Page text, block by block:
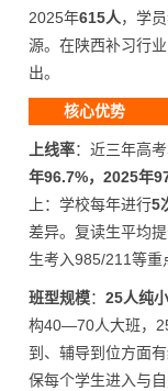
2025年615人，学
源。在陕西补习行
出。
核心优势
上线率：近三年高
年96.7%，2025年
上：学校每年进行5
差异。复读生平均
生考入985/211等重
班型规模： 25人纯
构40—70人大班，
到、辅导到位方面
保每个学生进入与